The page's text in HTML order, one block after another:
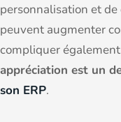
personnalisation et
peuvent augmenter
compliquer
appréciation est un
son ERP.